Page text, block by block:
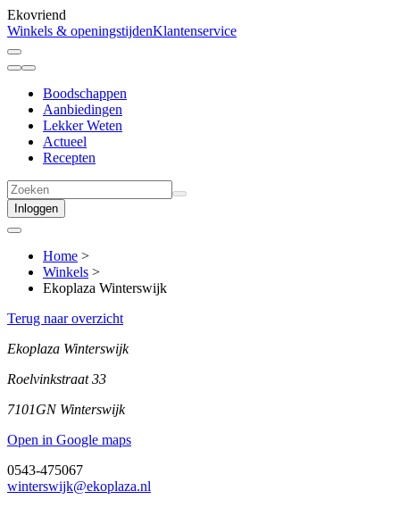
Ekovriend
Winkels & openingstijdenKlantenservice
Boodschappen
Aanbiedingen
Lekker Weten
Actueel
Recepten
Inloggen
Home >
Winkels >
Ekoplaza Winterswijk
Terug naar overzicht
Ekoplaza Winterswijk
Roelvinkstraat 33
7101GN Winterswijk
Open in Google maps
0543-475067
winterswijk@ekoplaza.nl